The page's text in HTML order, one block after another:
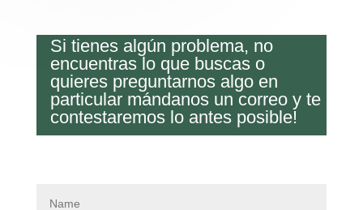
Si tienes algún problema, no
encuentras lo que buscas o
quieres preguntarnos algo en
particular mándanos un correo y te
contestaremos lo antes posible!